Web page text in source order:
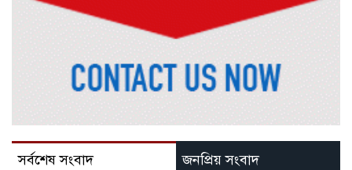
সর্বশেষ সংবাদ জনপ্রিয় সংবাদ